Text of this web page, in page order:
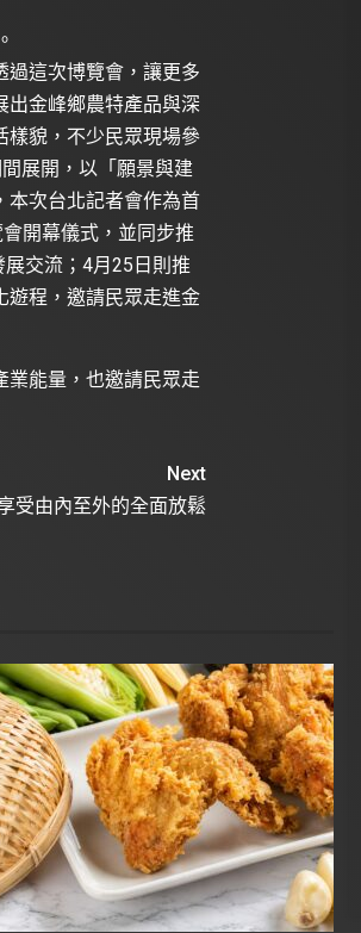
過這次博覽會，讓更多
出金峰鄉農特產品與深
樣貌，不少民眾現場參
展開，以「願景與建
本次台北記者會作為首
開幕儀式，並同步推
交流；4月25日則推
遊程，邀請民眾走進金
業能量，也邀請民眾走
Next
受由內至外的全面放鬆